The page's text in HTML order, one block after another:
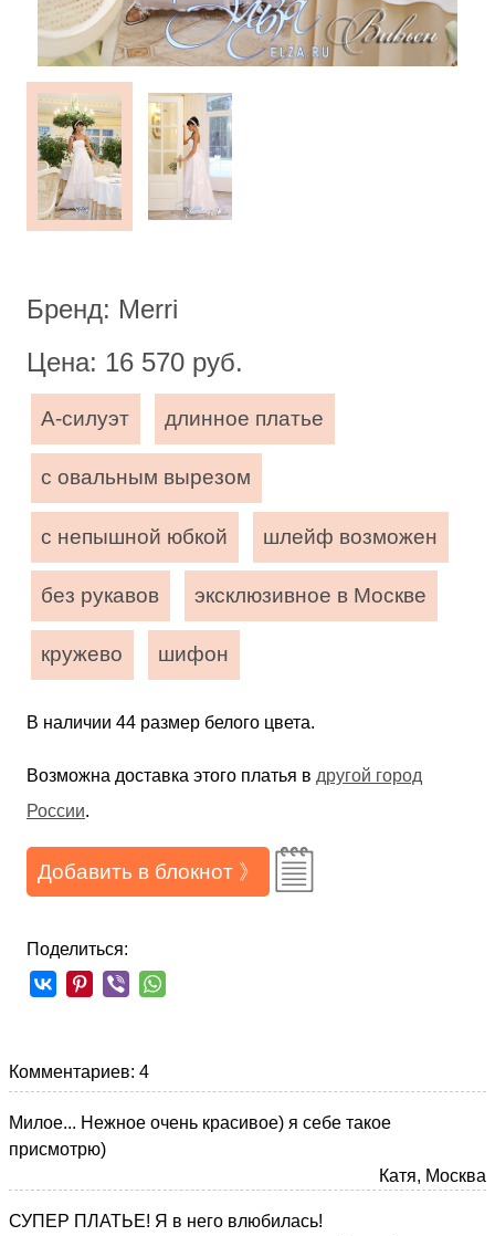
Бренд: Merri
Цена: 16 570 руб.
А-силуэт длинное платье
с овальным вырезом
с непышной юбкой шлейф возможен
без рукавов эксклюзивное в Москве
кружево шифон
В наличии 44 размер белого цвета.
Возможна доставка этого платья в другой город
России.
Добавить в блокнот 》
Поделиться:
Комментариев: 4
Милое... Нежное очень красивое) я себе такое
присмотрю)
Катя, Москва
СУПЕР ПЛАТЬЕ! Я в него влюбилась!